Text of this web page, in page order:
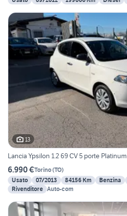
13
Lancia Ypsilon 1.2 69 CV 5 porte Platinum
6.990 €Torino(TO)
Usato
07/2013 84156 Km Benzina
Rivenditore Auto-com